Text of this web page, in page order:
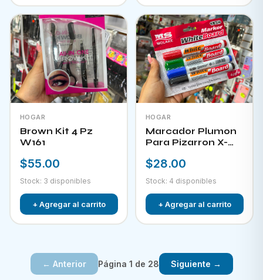
HOGAR
Brown Kit 4 Pz
W161
$55.00
Stock: 3 disponibles
+ Agregar al carrito
HOGAR
Marcador Plumon
Para Pizarron X-
$28.00
Stock: 4 disponibles
+ Agregar al carrito
← Anterior Página 1 de 28 Siguiente →